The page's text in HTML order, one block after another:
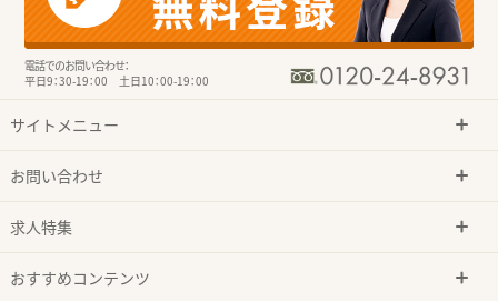
電話でのお問い合わせ：
平日9：30-19：00 土日10：00-19：00
サイトメニュー
お問い合わせ
求人特集
おすすめコンテンツ